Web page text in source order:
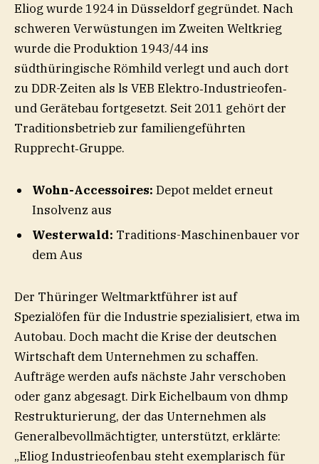
Eliog wurde 1924 in Düsseldorf gegründet. Nach
schweren Verwüstungen im Zweiten Weltkrieg
wurde die Produktion 1943/44 ins
südthüringische Römhild verlegt und auch dort
zu DDR-Zeiten als ls VEB Elektro‑Industrieofen‑
und Gerätebau fortgesetzt. Seit 2011 gehört der
Traditionsbetrieb zur familiengeführten
Rupprecht‑Gruppe.
Wohn-Accessoires: Depot meldet erneut
Insolvenz aus
Westerwald: Traditions-Maschinenbauer vor
dem Aus
Der Thüringer Weltmarktführer ist auf
Spezialöfen für die Industrie spezialisiert, etwa im
Autobau. Doch macht die Krise der deutschen
Wirtschaft dem Unternehmen zu schaffen.
Aufträge werden aufs nächste Jahr verschoben
oder ganz abgesagt. Dirk Eichelbaum von dhmp
Restrukturierung, der das Unternehmen als
Generalbevollmächtigter, unterstützt, erklärte:
„Eliog Industrieofenbau steht exemplarisch für